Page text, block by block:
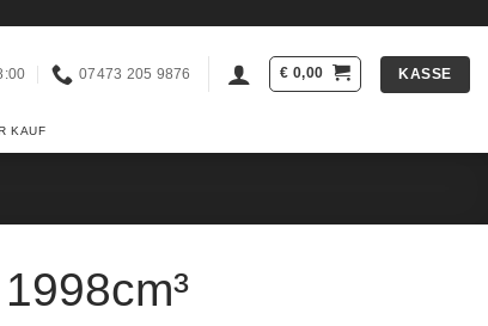
07473 205 9876 € 0,00 KASSE
KAUF